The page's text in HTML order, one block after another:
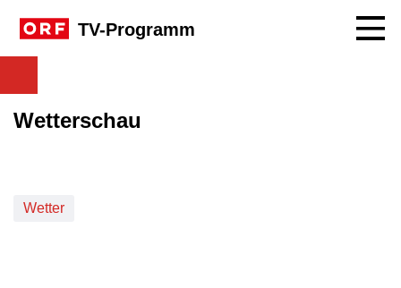
TV-Programm
Wetterschau
Wetter